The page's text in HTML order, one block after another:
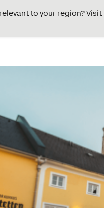
to your region?